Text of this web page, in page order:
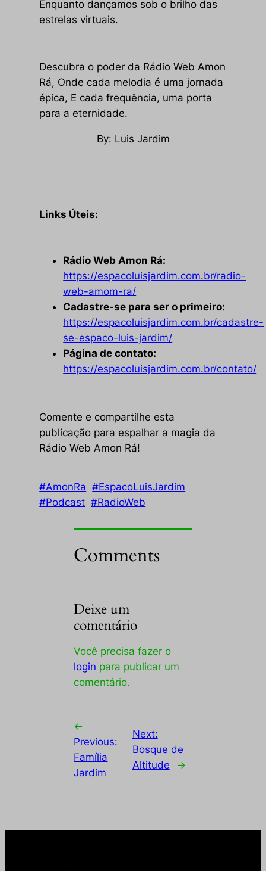
Enquanto dançamos sob o brilho das
estrelas virtuais.
Descubra o poder da Rádio Web Amon
Rá, Onde cada melodia é uma jornada
épica, E cada frequência, uma porta
para a eternidade.
By: Luis Jardim
Links Úteis:
Rádio Web Amon Rá:
https://espacoluisjardim.com.br/radio-
web-amom-ra/
Cadastre-se para ser o primeiro:
https://espacoluisjardim.com.br/cadastre-
se-espaco-luis-jardim/
Página de contato:
https://espacoluisjardim.com.br/contato/
Comente e compartilhe esta
publicação para espalhar a magia da
Rádio Web Amon Rá!
#AmonRa #EspacoLuisJardim
#Podcast #RadioWeb
Comments
Deixe um
comentário
Você precisa fazer o
login para publicar um
comentário.
←
Previous:
Família
Jardim
Next:
Bosque de
Altitude
→